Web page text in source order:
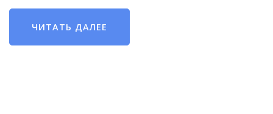
ЧИТАТЬ ДАЛЕЕ